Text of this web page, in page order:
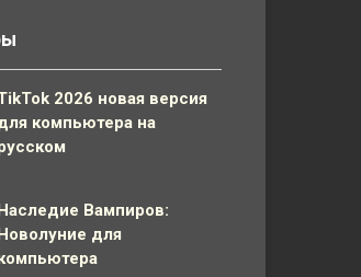
2026 новая версия
компьютера на
Вампиров:
для